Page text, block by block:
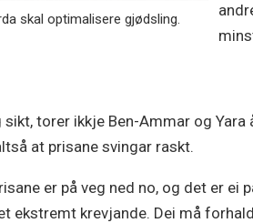
skal optimalisere gjødsling.
torer ikkje Ben-Ammar og
at prisane svingar raskt.
er på veg ned no, og det er ei
ekstremt krevjande. Dei må